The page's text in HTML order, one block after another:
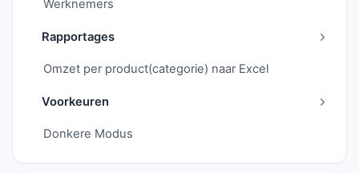
Werknemers
Rapportages
Omzet per product(categorie) naar Excel
Voorkeuren
Donkere Modus